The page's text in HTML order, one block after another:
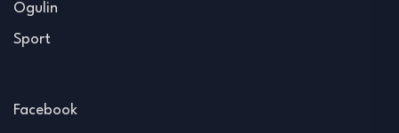
Ogulin
Sport
Facebook